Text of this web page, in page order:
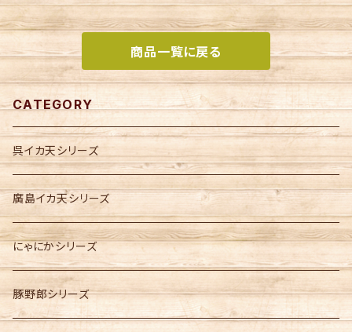
商品一覧に戻る
CATEGORY
呉イカ天シリーズ
廣島イカ天シリーズ
にゃにかシリーズ
豚野郎シリーズ